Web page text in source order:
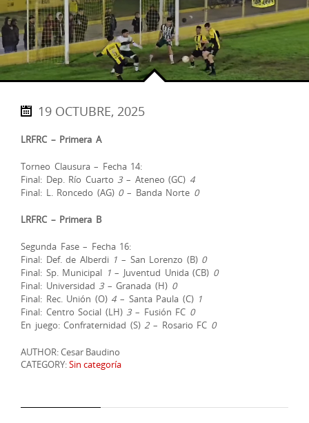
19 OCTUBRE, 2025
LRFRC – Primera A
Torneo Clausura – Fecha 14:
Final: Dep. Río Cuarto3– Ateneo (GC) 4
Final: L. Roncedo (AG) 0– Banda Norte 0
LRFRC – Primera B
Segunda Fase – Fecha 16:
Final: Def. de Alberdi 1 – San Lorenzo (B) 0
Final: Sp. Municipal 1– Juventud Unida (CB) 0
Final: Universidad3– Granada (H) 0
Final: Rec. Unión (O) 4– Santa Paula (C) 1
Final: Centro Social (LH)3– Fusión FC 0
En juego: Confraternidad (S)2– Rosario FC 0
AUTHOR: Cesar Baudino
CATEGORY:Sin categoría